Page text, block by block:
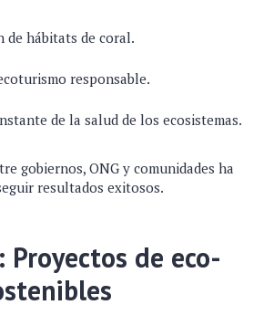
de hábitats de coral.
responsable.
de la salud de los ecosistemas.
gobiernos, ONG y comunidades ha
resultados exitosos.
Proyectos de eco-